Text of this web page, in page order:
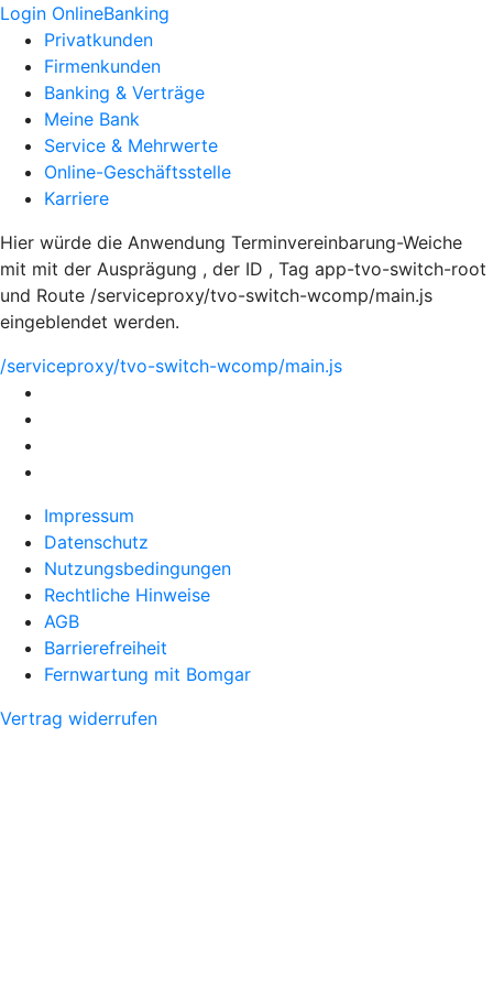
Login OnlineBanking
Privatkunden
Firmenkunden
Banking & Verträge
Meine Bank
Service & Mehrwerte
Online-Geschäftsstelle
Karriere
Hier würde die Anwendung Terminvereinbarung-Weiche
mit mit der Ausprägung , der ID , Tag app-tvo-switch-root
und Route /serviceproxy/tvo-switch-wcomp/main.js
eingeblendet werden.
/serviceproxy/tvo-switch-wcomp/main.js
Impressum
Datenschutz
Nutzungsbedingungen
Rechtliche Hinweise
AGB
Barrierefreiheit
Fernwartung mit Bomgar
Vertrag widerrufen